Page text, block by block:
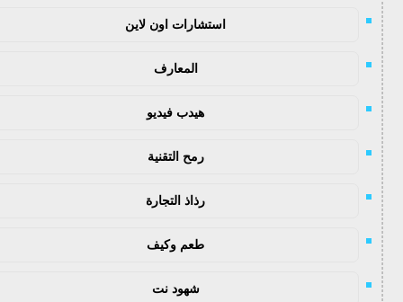
استشارات اون لاين
المعارف
هيدب فيديو
رمح التقنية
رذاذ التجارة
طعم وكيف
شهود نت